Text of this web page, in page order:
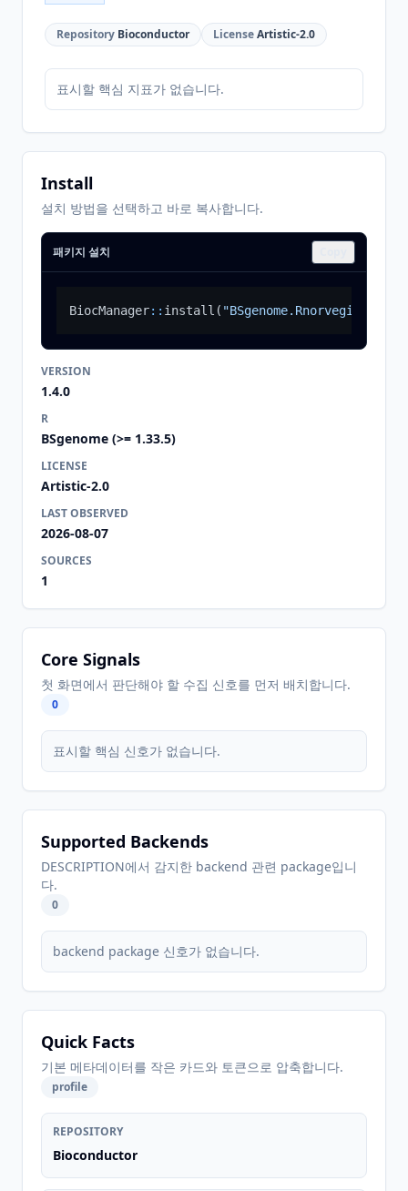
Repository Bioconductor LicenseArtistic-2.0
표시할 핵심 지표가 없습니다.
Install
설치 방법을 선택하고 바로 복사합니다.
패키지 설치
BiocManager:: install (
VERSION
1.4.0
R
BSgenome (>= 1.33.5)
LICENSE
Artistic-2.0
LAST OBSERVED
2026-08-07
SOURCES
1
Core Signals
첫 화면에서 판단해야 할 수집 신호를 먼저 배치합니다.
0
표시할 핵심 신호가 없습니다.
Supported Backends
DESCRIPTION에서 감지한 backend 관련 package입니
다.
0
backend package 신호가 없습니다.
Quick Facts
기본 메타데이터를 작은 카드와 토큰으로 압축합니다.
profile
REPOSITORY
Bioconductor